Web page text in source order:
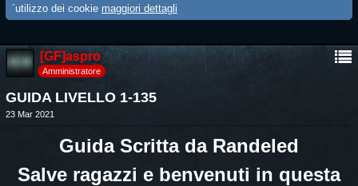
´utilizzo dei cookie maggiori dettagli
[GF]aspro
Amministratore
GUIDA LIVELLO 1-135
23 Mar 2021
Guida Scritta da Randeled
Salve ragazzi e benvenuti in questa